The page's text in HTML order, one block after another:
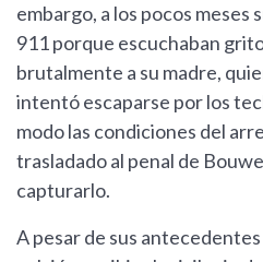
embargo, a los pocos meses
911 porque escuchaban
brutalmente a su madre,
intentó escaparse por los
modo las condiciones del
trasladado al penal de
capturarlo.
A pesar de sus